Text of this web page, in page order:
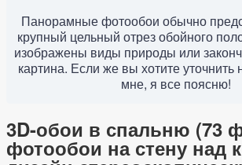
Панорамные фотообои обычно
крупный цельный отрез обойного
изображены виды природы или
картина. Если же вы хотите
мне, я все поясню!
3D-обои в спальню (73
фотообои на стену над